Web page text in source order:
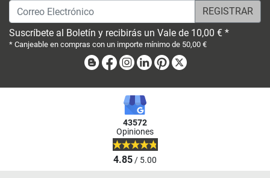
Correo Electrónico
Suscríbete al Boletín y recibirás un Vale de 10,00 € *
* Canjeable en compras con un importe mínimo de 50,00 €
BlogFacebook
Instagram
LinkedinPinterest
43572
Opiniones
4.85/ 5.00